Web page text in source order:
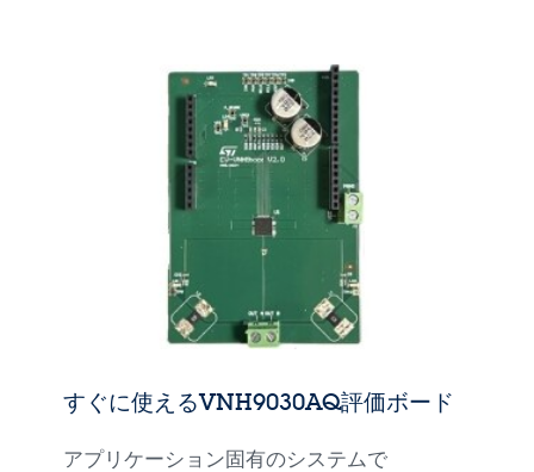
すぐに使えるVNH9030AQ評価ボード
アプリケーション固有のシステムで